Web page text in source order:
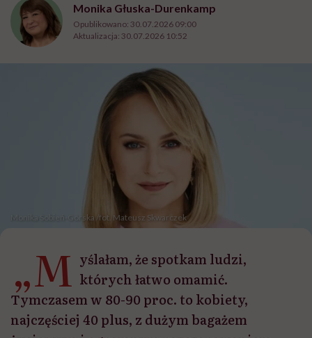
Monika Głuska-Durenkamp
Opublikowano: 30.07.2026 09:00
Aktualizacja: 30.07.2026 10:52
Monika Sobień-Górska /fot. Mateusz Skwarczek
„M yślałam, że spotkam ludzi,
których łatwo omamić.
Tymczasem w 80-90 proc. to kobiety,
najczęściej 40 plus, z dużym bagażem